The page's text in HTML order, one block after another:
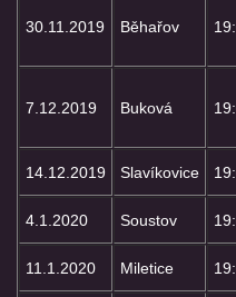
INFORMACE
30.11.2019 Běhařov
7.12.2019 Buková
14.12.2019 Slavíkovice
4.1.2020 Soustov
11.1.2020 Miletice